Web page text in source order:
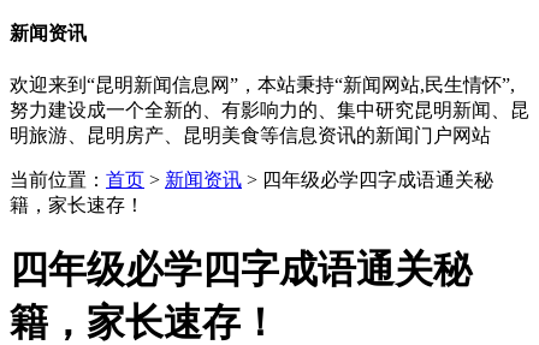
新闻资讯
欢迎来到“昆明新闻信息网”，本站秉持“新闻网站,民生情怀”,
努力建设成一个全新的、有影响力的、集中研究昆明新闻、昆
明旅游、昆明房产、昆明美食等信息资讯的新闻门户网站
当前位置： 首页 > 新闻资讯 > 四年级必学四字成语通关秘
籍，家长速存！
四年级必学四字成语通关秘
籍，家长速存！